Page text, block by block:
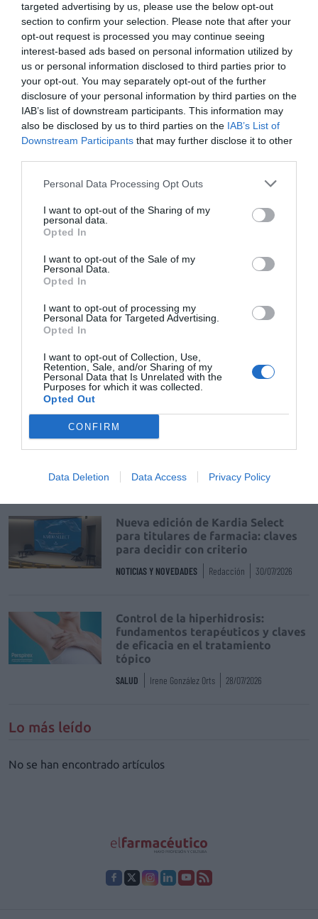
targeted advertising by us, please use the below opt-out
section to confirm your selection. Please note that after your
opt-out request is processed you may continue seeing
interest-based ads based on personal information utilized by
us or personal information disclosed to third parties prior to
your opt-out. You may separately opt-out of the further
disclosure of your personal information by third parties on the
IAB’s list of downstream participants. This information may
also be disclosed by us to third parties on the IAB’s List of
Downstream Participants that may further disclose it to other
Personal Data Processing Opt Outs
I want to opt-out of the Sharing of my
personal data.
Opted In
I want to opt-out of the Sale of my
Personal Data.
Opted In
I want to opt-out of processing my
Personal Data for Targeted Advertising.
Opted In
I want to opt-out of Collection, Use,
Retention, Sale, and/or Sharing of my
Personal Data that Is Unrelated with the
Purposes for which it was collected.
Opted Out
CONFIRM
Data Deletion Data Access Privacy Policy
Añadir El Farmacéutico
como fuente preferida
de Google de forma gratuita
Mantente informado con las últimas noticias de actualidad.
ACTIVAR AHORA
Tags
Destacados
de uso humano: seguridad y
24 Congreso Nacional
Farmacéutico de Oviedo
NOTICIAS Y NOVEDADES
La farmacia, un apoyo esencial en
el cuidado infantil
NOTICIAS Y NOVEDADES Redacción 30/07/2026
Nueva edición de Kardia Select
para titulares de farmacia: claves
para decidir con criterio
NOTICIAS Y NOVEDADES Redacción 30/07/2026
Control de la hiperhidrosis:
fundamentos terapéuticos y claves
de eficacia en el tratamiento
tópico
SALUD Irene González Orts 28/07/2026
Lo más leído
No se han encontrado artículos